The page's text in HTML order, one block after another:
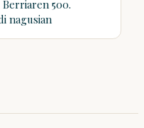
500.
nagusian